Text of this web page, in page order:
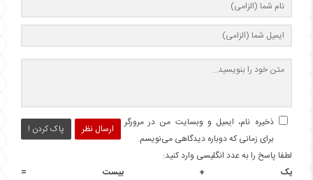
ارسال نظر پاک کردن !
ذخیره نام، ایمیل و وبسایت من در مرورگر
برای زمانی که دوباره دیدگاهی می‌نویسم.
لطفا پاسخ را به عدد انگلیسی وارد کنید:
یک + بیست =